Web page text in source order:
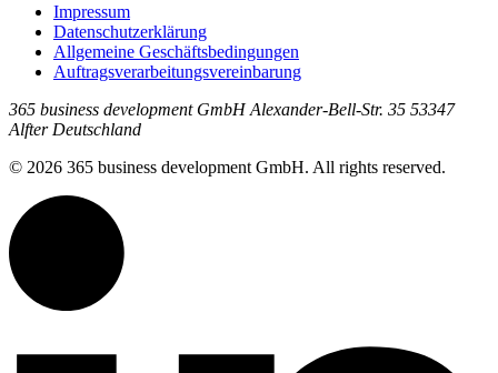
Impressum
Datenschutzerklärung
Allgemeine Geschäftsbedingungen
Auftragsverarbeitungsvereinbarung
365 business development GmbH Alexander-Bell-Str. 35 53347
Alfter Deutschland
© 2026 365 business development GmbH. All rights reserved.